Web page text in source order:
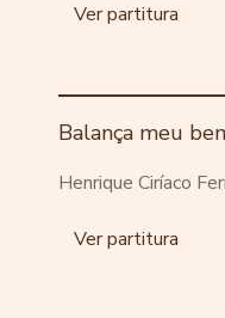
Ver partitura
Balança meu
Henrique Ciríaco
Ver partitura